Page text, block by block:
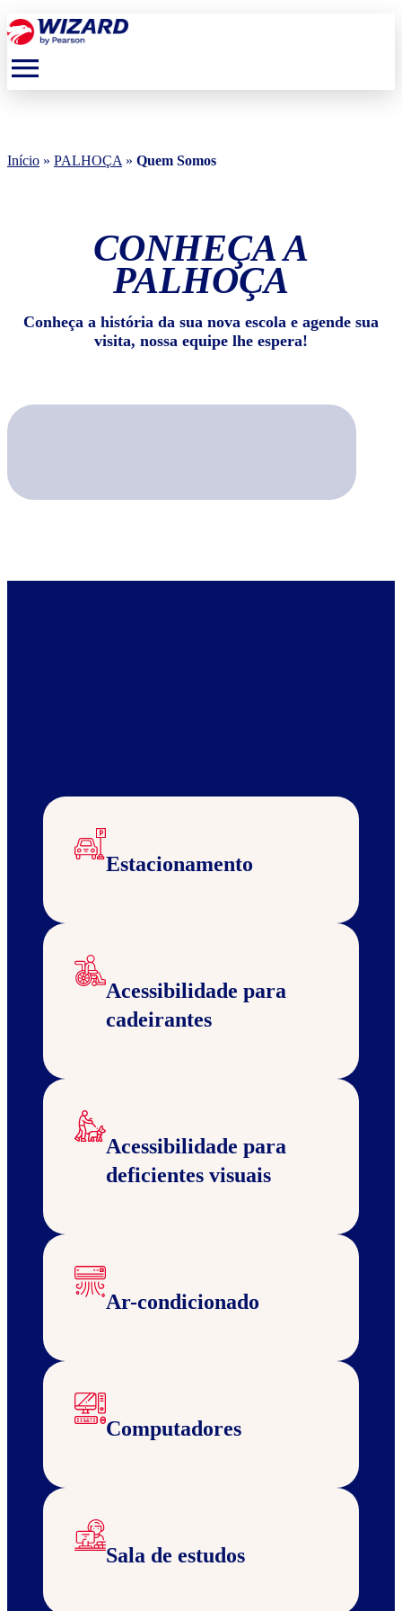
menu
Início » PALHOÇA » Quem Somos
CONHEÇA A
PALHOÇA
Conheça a história da sua nova escola e agende sua
visita, nossa equipe lhe espera!
Estacionamento
Acessibilidade para
cadeirantes
Acessibilidade para
deficientes visuais
Ar-condicionado
Computadores
Sala de estudos